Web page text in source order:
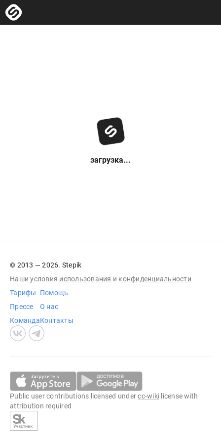
загрузка...
© 2013 — 2026. Stepik
Наши условия использования и конфиденциальности
Тарифы
Прессе
Команда
Помощь
О нас
Контакты
Public user contributions licensed undercc-wiki license with
attribution required